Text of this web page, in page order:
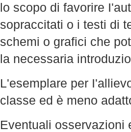
lo scopo di favorire
sopraccitati o i testi di
schemi o grafici che
la necessaria
L'esemplare per
classe ed è meno
Eventuali osservazioni